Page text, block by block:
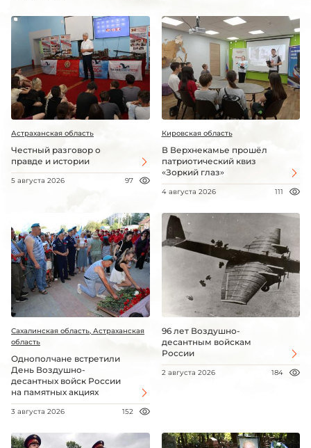
Астраханская область
Честный разговор о
правде и истории
5 августа 2026 97
Кировская область
В Верхнекамье прошёл
патриотический квиз
«Зоркий глаз»
4 августа 2026 111
Сахалинская область, Астраханская
область
Однополчане встретили
День Воздушно-
десантных войск России
на памятных акциях
3 августа 2026 152
96 лет Воздушно-
десантным войскам
России
2 августа 2026 184